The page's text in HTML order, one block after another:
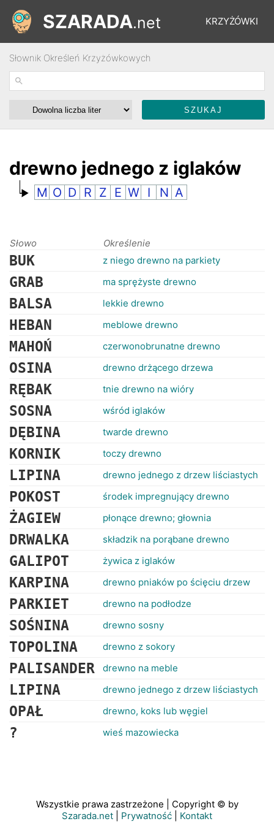
KRZYŻÓWKI
ŁAMIGŁÓWKI
SZARADA.net
Słownik Określeń Krzyżówkowych
drewno jednego z iglaków
M O D R Z E W I N A
Słowo Określenie
BUK z niego drewno na parkiety
GRAB ma sprężyste drewno
BALSA lekkie drewno
HEBAN meblowe drewno
MAHOŃ czerwonobrunatne drewno
OSINA drewno drżącego drzewa
RĘBAK tnie drewno na wióry
SOSNA wśród iglaków
DĘBINA twarde drewno
KORNIK toczy drewno
LIPINA drewno jednego z drzew liściastych
POKOST środek impregnujący drewno
ŻAGIEW płonące drewno; głownia
DRWALKA składzik na porąbane drewno
GALIPOT żywica z iglaków
KARPINA drewno pniaków po ścięciu drzew
PARKIET drewno na podłodze
SOŚNINA drewno sosny
TOPOLINA drewno z sokory
PALISANDER drewno na meble
LIPINA drewno jednego z drzew liściastych
OPAŁ drewno, koks lub węgiel
? wieś mazowiecka
Wszystkie prawa zastrzeżone | Copyright © by
Szarada.net
Prywatność Kontakt